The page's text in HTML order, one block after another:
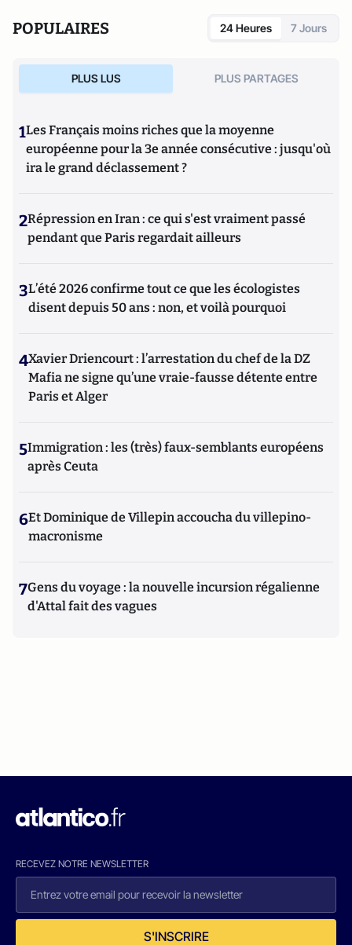
POPULAIRES 24 Heures 7 Jours
PLUS LUS PLUS PARTAGES
1Les Français moins riches que la moyenne
européenne pour la 3e année consécutive : jusqu'où
ira le grand déclassement ?
2Répression en Iran : ce qui s'est vraiment passé
pendant que Paris regardait ailleurs
3L’été 2026 confirme tout ce que les écologistes
disent depuis 50 ans : non, et voilà pourquoi
4Xavier Driencourt : l’arrestation du chef de la DZ
Mafia ne signe qu’une vraie-fausse détente entre
Paris et Alger
5Immigration : les (très) faux-semblants européens
après Ceuta
6Et Dominique de Villepin accoucha du villepino-
macronisme
7Gens du voyage : la nouvelle incursion régalienne
d'Attal fait des vagues
RECEVEZ NOTRE NEWSLETTER
S'INSCRIRE